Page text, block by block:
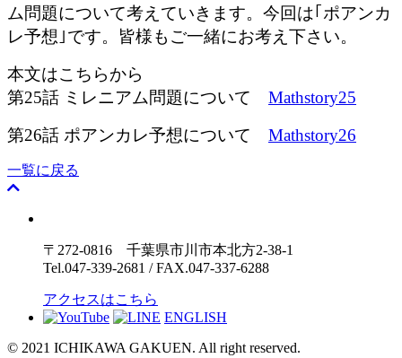
ム問題について考えていきます。今回は｢ポアンカ
レ予想｣です。皆様もご一緒にお考え下さい。
本文はこちらから
第25話 ミレニアム問題について Mathstory25
第26話 ポアンカレ予想について Mathstory26
一覧に戻る
〒272-0816 千葉県市川市本北方2-38-1
Tel.047-339-2681 / FAX.047-337-6288
アクセスはこちら
ENGLISH
© 2021 ICHIKAWA GAKUEN. All right reserved.